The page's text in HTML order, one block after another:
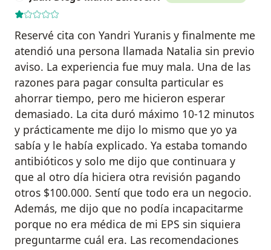
Reservé cita con Yandri Yuranis y finalmente me
atendió una persona llamada Natalia sin previo
aviso. La experiencia fue muy mala. Una de las
razones para pagar consulta particular es
ahorrar tiempo, pero me hicieron esperar
demasiado. La cita duró máximo 10-12 minutos
y prácticamente me dijo lo mismo que yo ya
sabía y le había explicado. Ya estaba tomando
antibióticos y solo me dijo que continuara y
que al otro día hiciera otra revisión pagando
otros $100.000. Sentí que todo era un negocio.
Además, me dijo que no podía incapacitarme
porque no era médica de mi EPS sin siquiera
preguntarme cuál era. Las recomendaciones